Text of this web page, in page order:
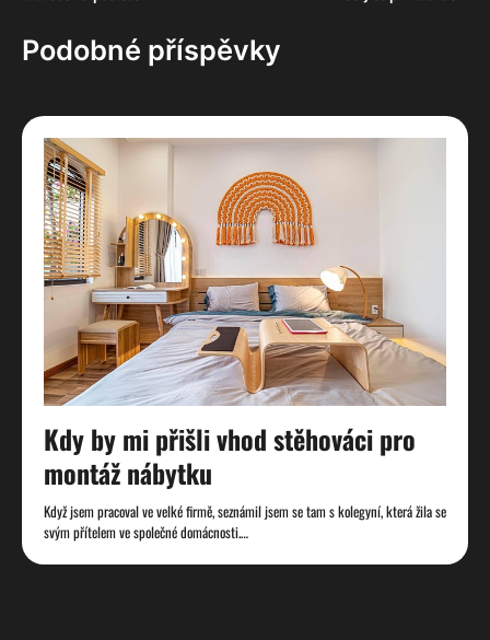
příspěvek
Podobné příspěvky
Kdy by mi přišli vhod stěhováci pro
montáž nábytku
Když jsem pracoval ve velké firmě, seznámil jsem se tam s kolegyní, která žila se
svým přítelem ve společné domácnosti.…